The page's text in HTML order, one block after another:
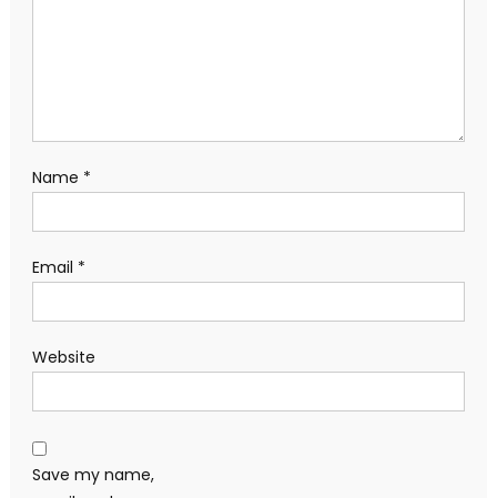
Name *
Email *
Website
Save my name,